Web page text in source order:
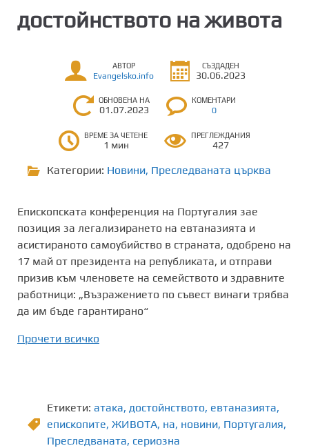
достойнството на живота
АВТОР
Evangelsko.info
СЪЗДАДЕН
30.06.2023
ОБНОВЕНА НА
01.07.2023
КОМЕНТАРИ
0
ВРЕМЕ ЗА ЧЕТЕНЕ
1 мин
ПРЕГЛЕЖДАНИЯ
427
Категории: Новини, Преследваната църква
Епископската конференция на Португалия зае
позиция за легализирането на евтаназията и
асистираното самоубийство в страната, одобрено на
17 май от президента на републиката, и отправи
призив към членовете на семейството и здравните
работници: „Възражението по съвест винаги трябва
да им бъде гарантирано“
Прочети всичко
Етикети: атака, достойнството, евтаназията,
епископите, ЖИВОТА, на, новини, Португалия,
Преследваната, сериозна